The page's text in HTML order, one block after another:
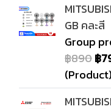
GB คละสี
Group
฿890฿
(Product)